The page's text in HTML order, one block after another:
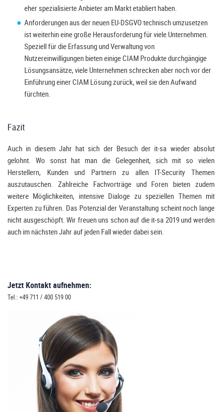
eher spezialisierte Anbieter am Markt etabliert haben.
Anforderungen aus der neuen EU-DSGVO technisch umzusetzen
ist weiterhin eine große Herausforderung für viele Unternehmen.
Speziell für die Erfassung und Verwaltung von
Nutzereinwilligungen bieten einige CIAM Produkte durchgängige
Lösungsansätze, viele Unternehmen schrecken aber noch vor der
Einführung einer CIAM Lösung zurück, weil sie den Aufwand
fürchten.
Fazit
Auch in diesem Jahr hat sich der Besuch der it-sa wieder absolut
gelohnt. Wo sonst hat man die Gelegenheit, sich mit so vielen
Herstellern, Kunden und Partnern zu allen IT-Security Themen
auszutauschen. Zahlreiche Fachvorträge und Foren bieten zudem
weitere Möglichkeiten, intensive Dialoge zu speziellen Themen mit
Experten zu führen. Das Potenzial der Veranstaltung scheint noch lange
nicht ausgeschöpft. Wir freuen uns schon auf die it-sa 2019 und werden
auch im nächsten Jahr auf jeden Fall wieder dabei sein.
Jetzt Kontakt aufnehmen:
Tel.: +49 711 / 400 519 00